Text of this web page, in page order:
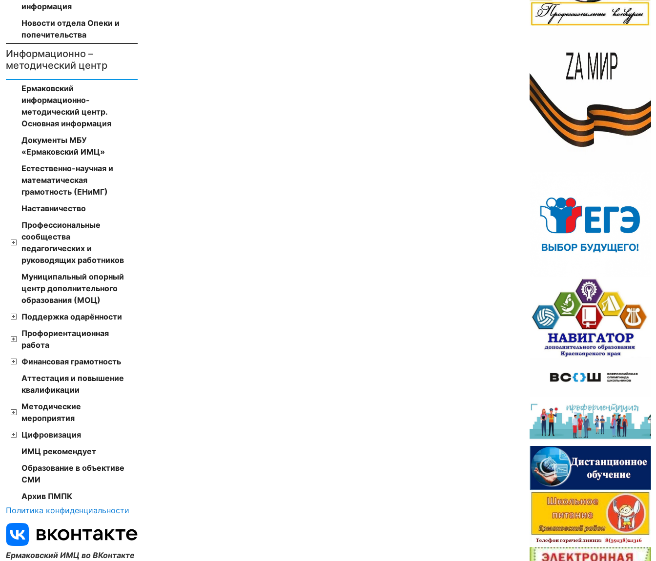
информация
Новости отдела Опеки и
попечительства
Информационно –
методический центр
Ермаковский
информационно-
методический центр.
Основная информация
Документы МБУ
«Ермаковский ИМЦ»
Естественно-научная и
математическая
грамотность (ЕНиМГ)
Наставничество
Профессиональные
сообщества
педагогических и
руководящих работников
Муниципальный опорный
центр дополнительного
образования (МОЦ)
Поддержка одарённости
Профориентационная
работа
Финансовая грамотность
Аттестация и повышение
квалификации
Методические
мероприятия
Цифровизация
ИМЦ рекомендует
Образование в объективе
СМИ
Архив ПМПК
Политика конфиденциальности
Ермаковский ИМЦ во ВКонтакте